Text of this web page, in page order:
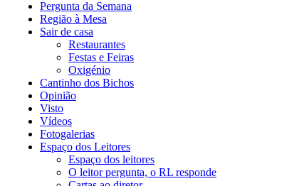
Pergunta da Semana
Região à Mesa
Sair de casa
Restaurantes
Festas e Feiras
Oxigénio
Cantinho dos Bichos
Opinião
Visto
Vídeos
Fotogalerias
Espaço dos Leitores
Espaço dos leitores
O leitor pergunta, o RL responde